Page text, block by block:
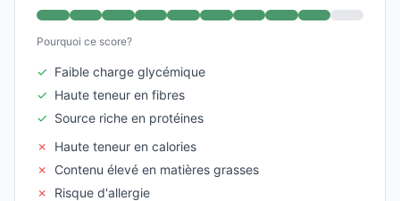
Pourquoi ce score?
✓ Faible charge glycémique
✓ Haute teneur en fibres
✓ Source riche en protéines
✗
Haute teneur en calories
✗
Contenu élevé en matières grasses
✗
Risque d'allergie